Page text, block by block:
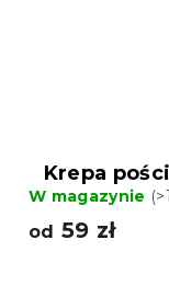
Krepa
W magazynie
od 59 zł